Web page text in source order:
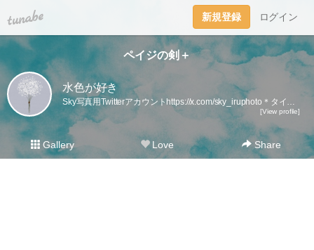
tuna.be 新規登録 ログイン
ペイジの剣＋
水色が好き
Sky写真用Twitterアカウントhttps://x.com/sky_iruphoto＊タイトルを付けるのが面倒なので、タイトルから本文が始まっていることが多いです。
[View profile]
Gallery Love Share